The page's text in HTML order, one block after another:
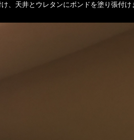
、天井とウレタンにボンドを塗り張付け